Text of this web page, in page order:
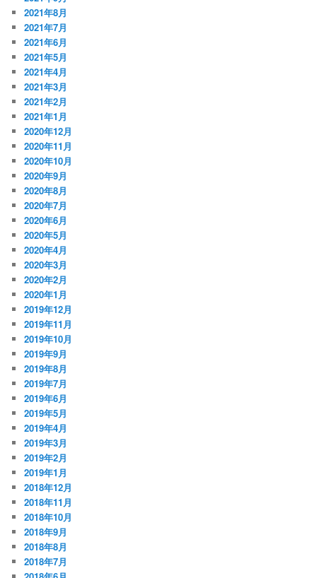
2021年8月
2021年7月
2021年6月
2021年5月
2021年4月
2021年3月
2021年2月
2021年1月
2020年12月
2020年11月
2020年10月
2020年9月
2020年8月
2020年7月
2020年6月
2020年5月
2020年4月
2020年3月
2020年2月
2020年1月
2019年12月
2019年11月
2019年10月
2019年9月
2019年8月
2019年7月
2019年6月
2019年5月
2019年4月
2019年3月
2019年2月
2019年1月
2018年12月
2018年11月
2018年10月
2018年9月
2018年8月
2018年7月